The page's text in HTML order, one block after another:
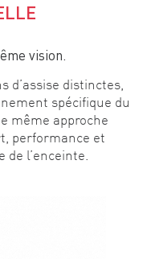
vision.
d’assise distinctes,
spécifique du
même approche
performance et
de l’enceinte.